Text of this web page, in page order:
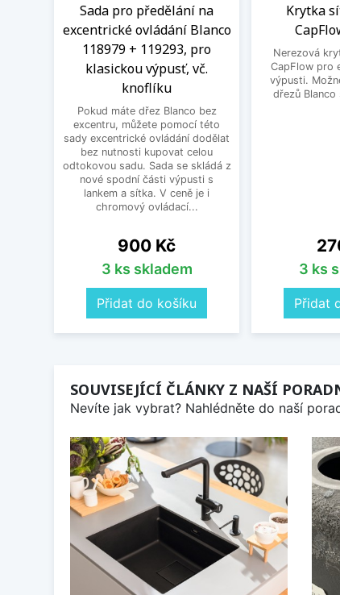
Sada pro předělání na
excentrické ovládání Blanco
118979 + 119293, pro
klasickou výpusť, vč.
knoflíku
Pokud máte dřez Blanco bez
excentru, můžete pomocí této
sady excentrické ovládání dodělat
bez nutnosti kupovat celou
odtokovou sadu. Sada se skládá z
nové spodní části výpusti s
lankem a sítka. V ceně je i
chromový ovládací...
Cena
900 Kč
3 ks skladem
Přidat do košíku
Krytka
Nerezová
CapFlow pro
výpusti.
dřezů
3 ks
Přidat
SOUVISEJÍCÍ ČLÁNKY Z NAŠÍ
Nevíte jak vybrat? Nahlédněte do naší